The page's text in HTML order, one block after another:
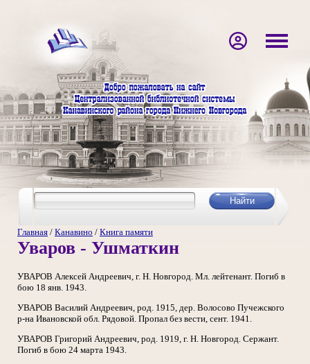
Главная / Канавино / Книга памяти
Уваров - Ушматкин
УВАРОВ Алексей Андреевич, г. Н. Новгород. Мл. лейтенант. Погиб в
бою 18 янв. 1943.
УВАРОВ Василий Андреевич, род. 1915, дер. Волосово Пучежского
р-на Ивановской обл. Рядовой. Пропал без вести, сент. 1941.
УВАРОВ Григорий Андреевич, род. 1919, г. Н. Новгород. Сержант.
Погиб в бою 24 марта 1943.